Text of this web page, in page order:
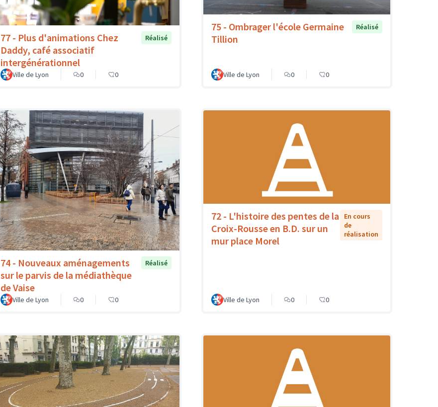
77 - Plus d'animations Chez
Daddy, café associatif
intergénérationnel
Réalisé
Ville de Lyon 0 0
75 - Ombrager l'école Germaine
Tillion
Réalisé
Ville de Lyon 0 0
74 - Nouveaux aménagements
sur le parvis de la médiathèque
de Vaise
Réalisé
Ville de Lyon 0 0
72 - L'histoire des pentes de la
Croix-Rousse en B.D. sur un
mur place Morel
En cours
de
réalisation
Ville de Lyon 0 0